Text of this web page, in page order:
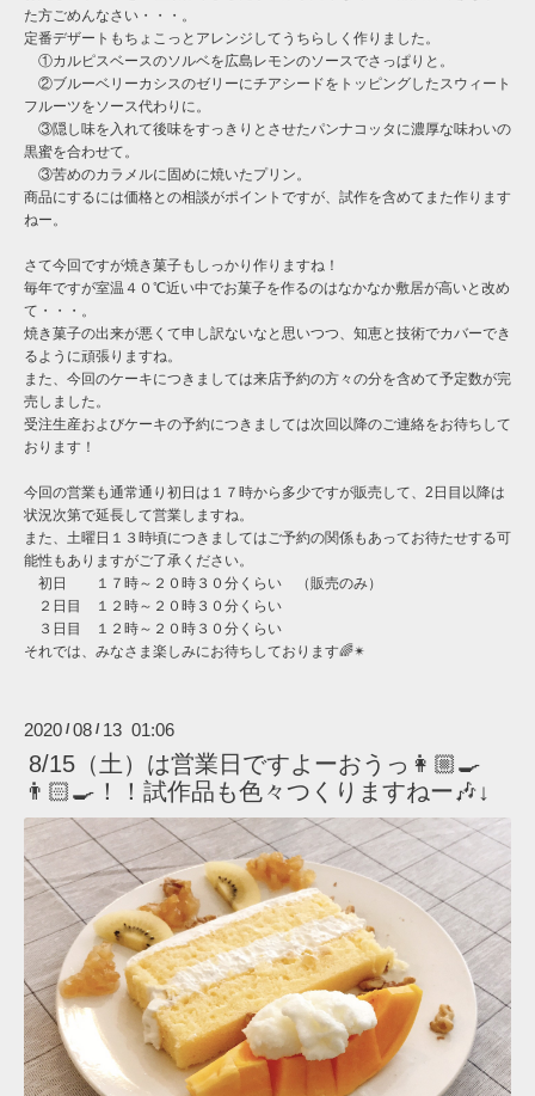
た方ごめんなさい・・・。
定番デザートもちょこっとアレンジしてうちらしく作りました。
①カルピスベースのソルベを広島レモンのソースでさっぱりと。
②ブルーベリーカシスのゼリーにチアシードをトッピングしたスウィート
フルーツをソース代わりに。
③隠し味を入れて後味をすっきりとさせたパンナコッタに濃厚な味わいの
黒蜜を合わせて。
③苦めのカラメルに固めに焼いたプリン。
商品にするには価格との相談がポイントですが、試作を含めてまた作ります
ねー。
さて今回ですが焼き菓子もしっかり作りますね！
毎年ですが室温４０℃近い中でお菓子を作るのはなかなか敷居が高いと改め
て・・・。
焼き菓子の出来が悪くて申し訳ないなと思いつつ、知恵と技術でカバーでき
るように頑張りますね。
また、今回のケーキにつきましては来店予約の方々の分を含めて予定数が完
売しました。
受注生産およびケーキの予約につきましては次回以降のご連絡をお待ちして
おります！
今回の営業も通常通り初日は１７時から多少ですが販売して、2日目以降は
状況次第で延長して営業しますね。
また、土曜日１３時頃につきましてはご予約の関係もあってお待たせする可
能性もありますがご了承ください。
初日 １７時～２０時３０分くらい （販売のみ）
２日目 １２時～２０時３０分くらい
３日目 １２時～２０時３０分くらい
それでは、みなさま楽しみにお待ちしております🌈✴︎
2020 / 08 / 13 01:06
8/15（土）は営業日ですよーおうっ👩🏼‍🍳
👨🏻‍🍳！！試作品も色々つくりますねー🎶↓